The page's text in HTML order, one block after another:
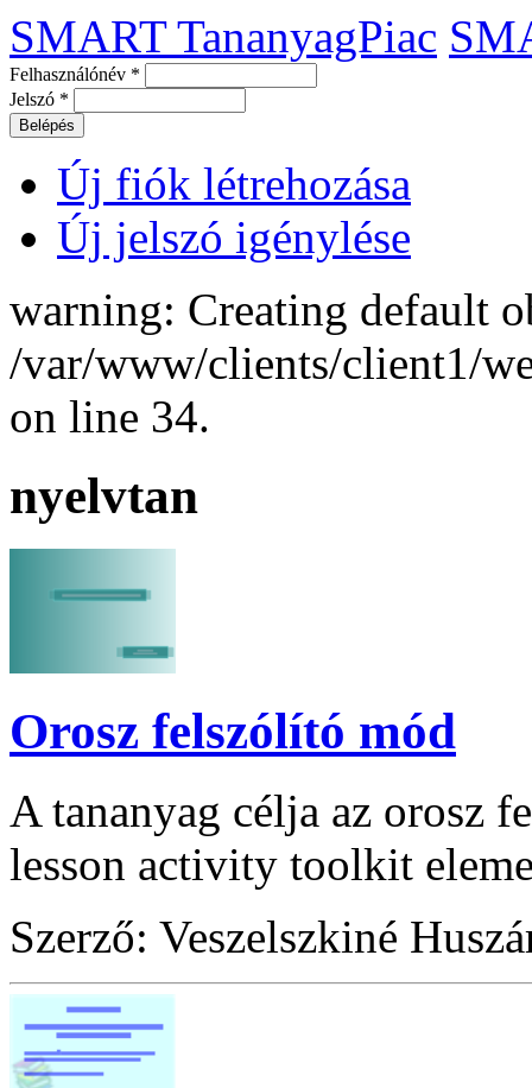
SMART TananyagPiac
Felhasználónév *
Jelszó *
Új fiók létrehozása
Új jelszó igénylése
warning: Creating default
/var/www/clients/client1/
on line 34.
nyelvtan
Orosz felszólító mód
A tananyag célja az orosz
lesson activity toolkit
Szerző: Veszelszkiné